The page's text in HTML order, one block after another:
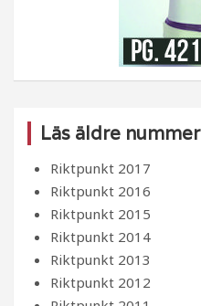
Läs äldre nummer
Riktpunkt 2017
Riktpunkt 2016
Riktpunkt 2015
Riktpunkt 2014
Riktpunkt 2013
Riktpunkt 2012